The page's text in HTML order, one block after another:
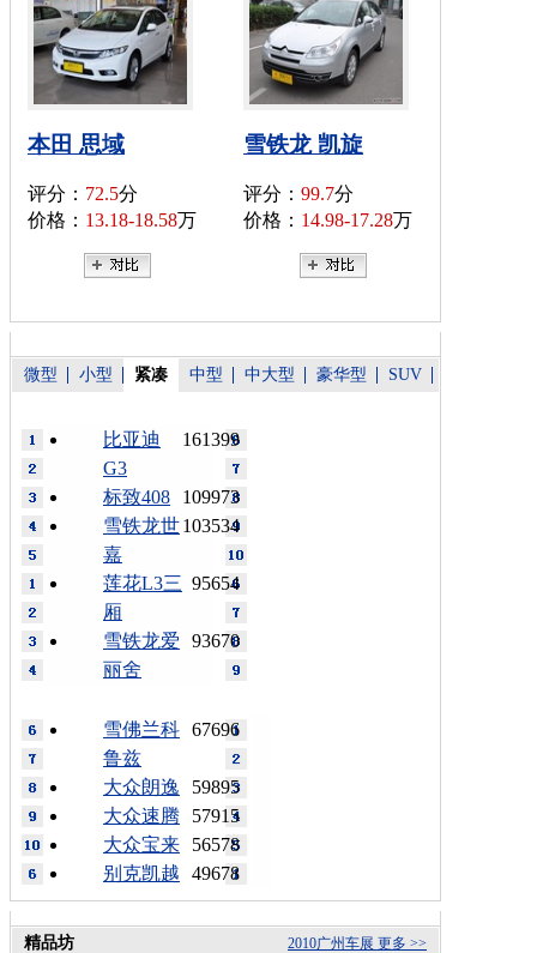
本田 思域
评分： 72.5分
价格： 13.18-18.58万
雪铁龙 凯旋
评分： 99.7分
价格： 14.98-17.28万
微型 小型 紧凑 中型 中大型 豪华型 SUV
161399
比亚迪
G3
109973
标致408
103534
雪铁龙世
嘉
95654
莲花L3三
厢
93670
雪铁龙爱
丽舍
67696
雪佛兰科
鲁兹
59895
大众朗逸
57915
大众速腾
56578
大众宝来
49678
别克凯越
更多 >>
2010广州车展
精品坊